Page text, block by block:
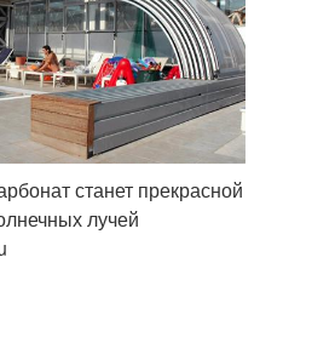
станет прекрасной
лучей